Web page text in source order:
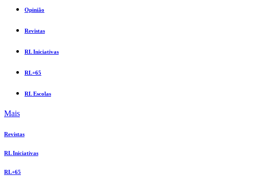
Opinião
Revistas
RL Iniciativas
RL+65
RL Escolas
Mais
Revistas
RL Iniciativas
RL+65